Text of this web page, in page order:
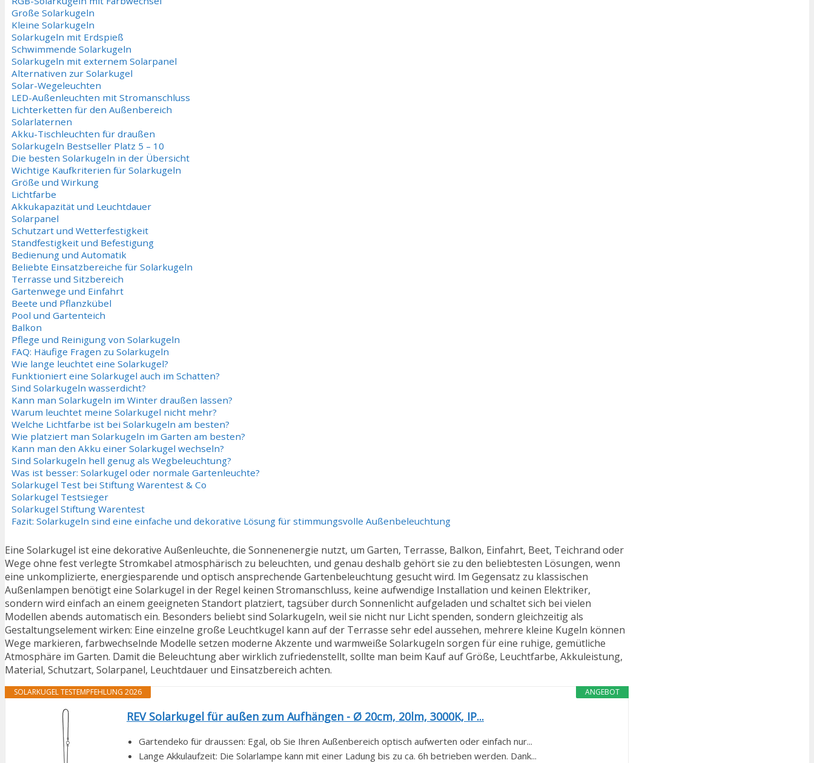
Große Solarkugeln
Kleine Solarkugeln
Solarkugeln mit Erdspieß
Schwimmende Solarkugeln
Solarkugeln mit externem Solarpanel
Alternativen zur Solarkugel
Solar-Wegeleuchten
LED-Außenleuchten mit Stromanschluss
Lichterketten für den Außenbereich
Solarlaternen
Akku-Tischleuchten für draußen
Solarkugeln Bestseller Platz 5 – 10
Die besten Solarkugeln in der Übersicht
Wichtige Kaufkriterien für Solarkugeln
Größe und Wirkung
Lichtfarbe
Akkukapazität und Leuchtdauer
Solarpanel
Schutzart und Wetterfestigkeit
Standfestigkeit und Befestigung
Bedienung und Automatik
Beliebte Einsatzbereiche für Solarkugeln
Terrasse und Sitzbereich
Gartenwege und Einfahrt
Beete und Pflanzkübel
Pool und Gartenteich
Balkon
Pflege und Reinigung von Solarkugeln
FAQ: Häufige Fragen zu Solarkugeln
Wie lange leuchtet eine Solarkugel?
Funktioniert eine Solarkugel auch im Schatten?
Sind Solarkugeln wasserdicht?
Kann man Solarkugeln im Winter draußen lassen?
Warum leuchtet meine Solarkugel nicht mehr?
Welche Lichtfarbe ist bei Solarkugeln am besten?
Wie platziert man Solarkugeln im Garten am besten?
Kann man den Akku einer Solarkugel wechseln?
Sind Solarkugeln hell genug als Wegbeleuchtung?
Was ist besser: Solarkugel oder normale Gartenleuchte?
Solarkugel Test bei Stiftung Warentest & Co
Solarkugel Testsieger
Solarkugel Stiftung Warentest
Fazit: Solarkugeln sind eine einfache und dekorative Lösung für stimmungsvolle Außenbeleuchtung
Eine Solarkugel ist eine dekorative Außenleuchte, die Sonnenenergie nutzt, um Garten, Terrasse, Balkon, Einfahrt, Beet, Teichrand oder
Wege ohne fest verlegte Stromkabel atmosphärisch zu beleuchten, und genau deshalb gehört sie zu den beliebtesten Lösungen, wenn
eine unkomplizierte, energiesparende und optisch ansprechende Gartenbeleuchtung gesucht wird. Im Gegensatz zu klassischen
Außenlampen benötigt eine Solarkugel in der Regel keinen Stromanschluss, keine aufwendige Installation und keinen Elektriker,
sondern wird einfach an einem geeigneten Standort platziert, tagsüber durch Sonnenlicht aufgeladen und schaltet sich bei vielen
Modellen abends automatisch ein. Besonders beliebt sind Solarkugeln, weil sie nicht nur Licht spenden, sondern gleichzeitig als
Gestaltungselement wirken: Eine einzelne große Leuchtkugel kann auf der Terrasse sehr edel aussehen, mehrere kleine Kugeln können
Wege markieren, farbwechselnde Modelle setzen moderne Akzente und warmweiße Solarkugeln sorgen für eine ruhige, gemütliche
Atmosphäre im Garten. Damit die Beleuchtung aber wirklich zufriedenstellt, sollte man beim Kauf auf Größe, Leuchtfarbe, Akkuleistung,
Material, Schutzart, Solarpanel, Leuchtdauer und Einsatzbereich achten.
ANGEBOT
SOLARKUGEL TESTEMPFEHLUNG 2026
REV Solarkugel für außen zum Aufhängen - Ø 20cm, 20lm, 3000K, IP...
Gartendeko für draussen: Egal, ob Sie Ihren Außenbereich optisch aufwerten oder einfach nur...
Lange Akkulaufzeit: Die Solarlampe kann mit einer Ladung bis zu ca. 6h betrieben werden. Dank...